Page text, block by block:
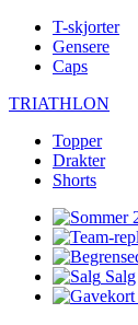
T-skjorter
Gensere
Caps
TRIATHLON
Topper
Drakter
Shorts
Salg